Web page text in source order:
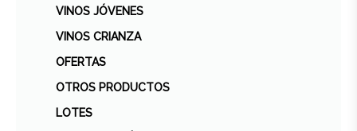
VINOS JÓVENES
VINOS CRIANZA
OFERTAS
OTROS PRODUCTOS
LOTES